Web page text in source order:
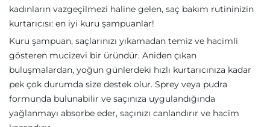
kadınların vazgeçilmezi haline gelen, saç bakım rutininizin
kurtarıcısı: en iyi kuru şampuanlar!
Kuru şampuan, saçlarınızı yıkamadan temiz ve hacimli
gösteren mucizevi bir üründür. Aniden çıkan
buluşmalardan, yoğun günlerdeki hızlı kurtarıcınıza kadar
pek çok durumda size destek olur. Sprey veya pudra
formunda bulunabilir ve saçınıza uygulandığında
yağlanmayı absorbe eder, saçınızı canlandırır ve hacim